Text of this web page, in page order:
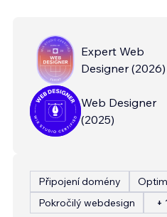
Expert Web
Designer (2026)
Web Designer
(2025)
Připojení domény
Pokročilý webdesign
+